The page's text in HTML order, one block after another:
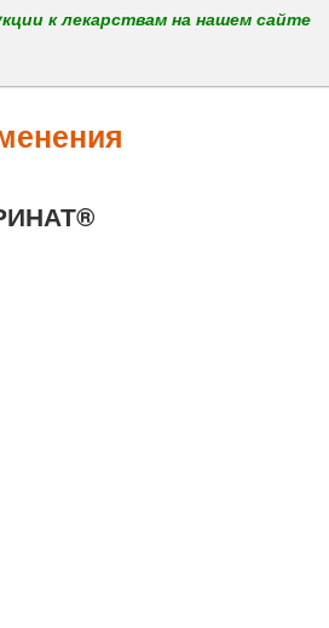
к лекарствам на нашем сайте